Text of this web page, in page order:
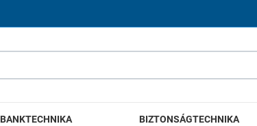
BANKTECHNIKA BIZTONSÁGTECHNIKA